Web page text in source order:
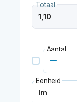
Totaal
Aantal
Eenheid